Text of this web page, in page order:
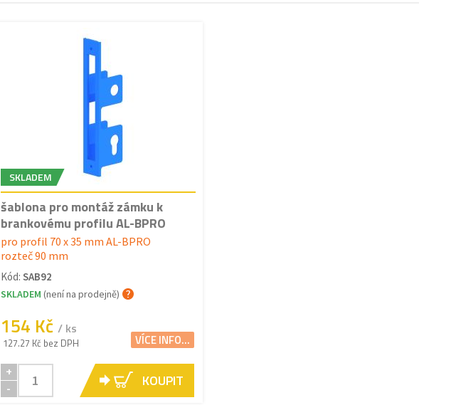
SKLADEM
šablona pro montáž zámku k
brankovému profilu AL-BPRO
pro profil 70 x 35 mm AL-BPRO
rozteč 90 mm
Kód: SAB92
SKLADEM (není na prodejně)
154 Kč / ks
127.27 Kč bez DPH VÍCE INFO...
+
-
KOUPIT